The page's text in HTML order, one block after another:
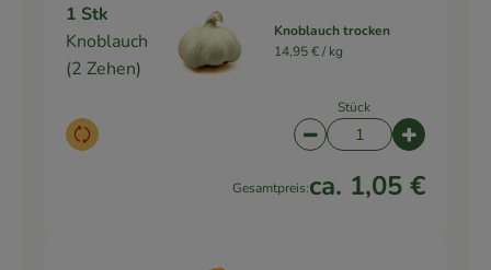
1 Stk
Knoblauch
(2 Zehen)
Auswahl ändern
Knoblauch trocken
14,95 € /kg
Stück
Artikelanzahl
Gesamtpreis:ca. 1,05 €